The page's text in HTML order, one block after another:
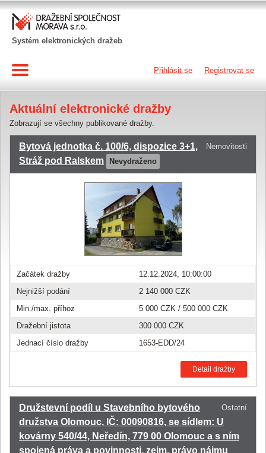
Systém elektronických dražeb
Přihlásit se Registrovat se
Aktuální elektronické dražby
Zobrazují se všechny publikované dražby.
Nemovitosti
Bytová jednotka č. 100/6, dispozice 3+1,
Stráž pod Ralskem
Nevydraženo
Začátek dražby
12.12.2024, 10:00:00
Nejnižší podání
2 140 000 CZK
Min./max. příhoz
5 000 CZK / 500 000 CZK
Dražební jistota
300 000 CZK
Jednací číslo dražby
1653-EDD/24
Detail dražby
Ostatní
Družstevní podíl u Stavebního bytového
družstva Olomouc, IČ: 00090816, se sídlem: U
kovárny 540/44, Neředín, 779 00 Olomouc a s ním
spojená práva a povinnosti, zejm. právo nájmu